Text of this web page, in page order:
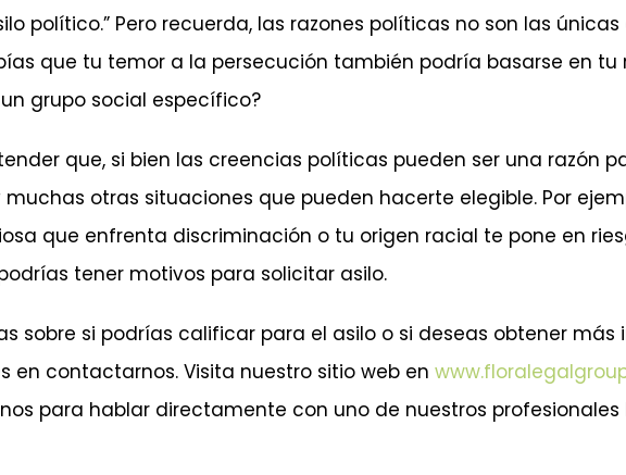
político.” Pero recuerda, las razones políticas no son las
que tu temor a la persecución también podría basarse en tu
grupo social específico?
que, si bien las creencias políticas pueden ser una razón
muchas otras situaciones que pueden hacerte elegible. Por
que enfrenta discriminación o tu origen racial te pone en
tener motivos para solicitar asilo.
sobre si podrías calificar para el asilo o si deseas obtener más
en contactarnos. Visita nuestro sitio web en
para hablar directamente con uno de nuestros profesionales